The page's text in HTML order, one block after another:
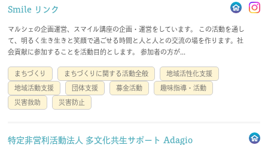
Smile リンク
マルシェの企画運営、スマイル講座の企画・運営をしています。 この活動を通し
て、明るく生き生きと笑顔で過ごせる時間と人と人との交流の場を作ります。社
会貢献に参加することを活動目的とします。 参加者の方が...
まちづくり まちづくりに関する活動全般 地域活性化支援
地域活動支援 団体支援 募金活動 趣味指導・活動
災害救助 災害防止
特定非営利活動法人 多文化共生サポート Adagio